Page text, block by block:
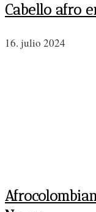
Cabello afro
16. julio 2024